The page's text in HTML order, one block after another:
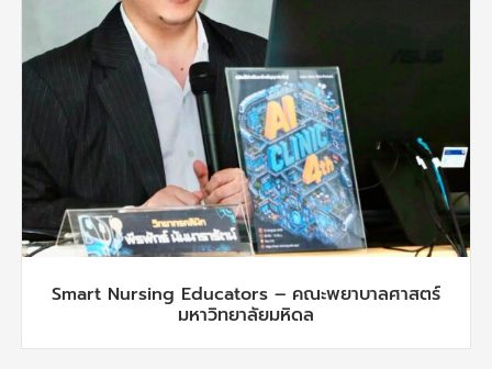
Smart Nursing Educators – คณะพยาบาลศาสตร์
มหาวิทยาลัยมหิดล